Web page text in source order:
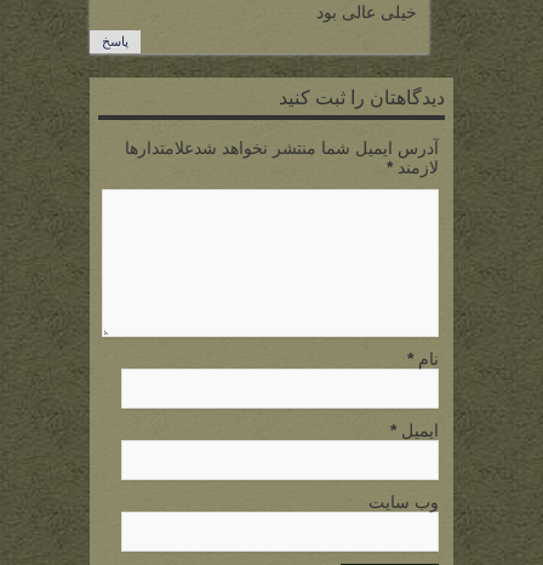
خیلی عالی بود
پاسخ
دیدگاهتان را ثبت کنید
آدرس ایمیل شما منتشر نخواهد شدعلامتدارها
لازمند *
نام *
ایمیل *
وب سایت